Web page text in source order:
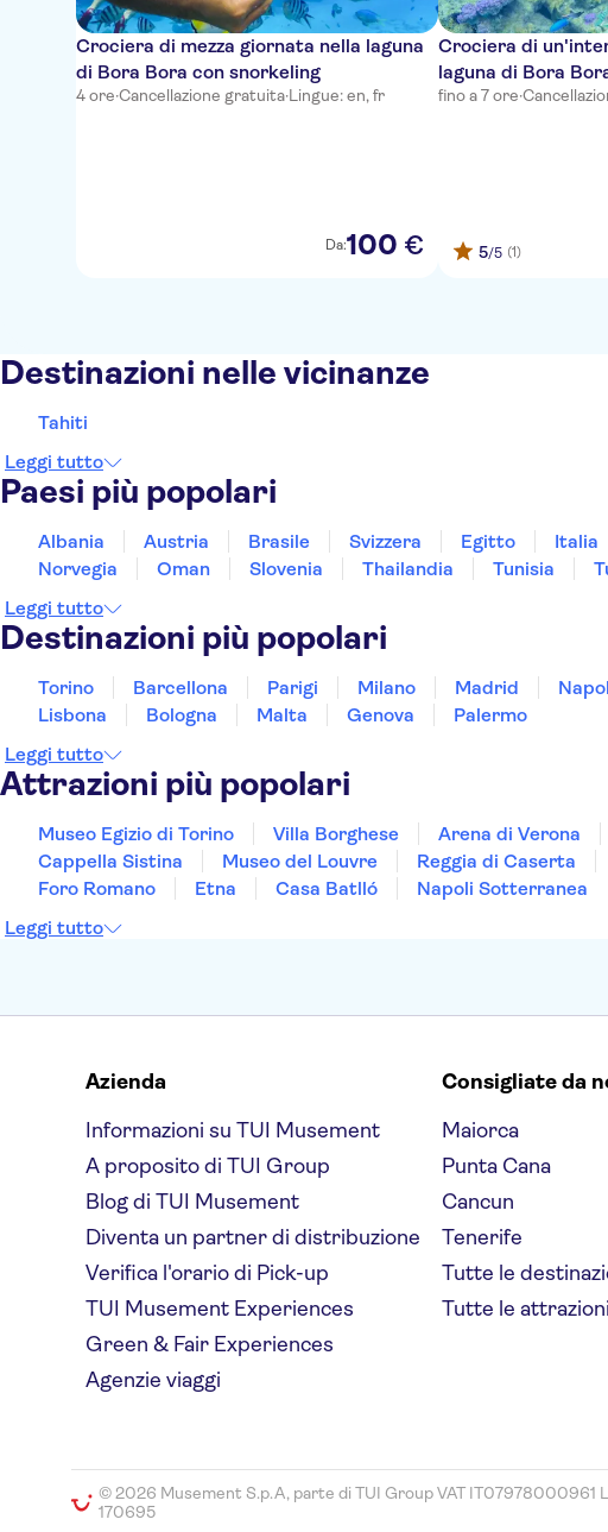
Crociera di mezza giornata nella laguna
di Bora Bora con snorkeling
4 ore·Cancellazione gratuita·Lingue: en, fr
Da:100 €
Crociera di
laguna di Bora
barbecue
fino a 7 ore·
5/5 (1)
Destinazioni nelle vicinanze
Tahiti
Leggi tutto
Paesi più popolari
Albania Austria Brasile Svizzera Egitto Italia
Norvegia
Oman Slovenia Thailandia Tunisia
Leggi tutto
Destinazioni più popolari
Torino Barcellona Parigi Milano Madrid
Lisbona
Bologna Malta Genova
Palermo
Leggi tutto
Attrazioni più popolari
Museo Egizio di Torino Villa Borghese Arena di Verona
Cappella Sistina
Museo del Louvre Reggia di Caserta
Foro Romano
Etna Casa Batlló
Napoli Sotterranea
Leggi tutto
Azienda
Informazioni su TUI Musement
A proposito di TUI Group
Blog di TUI Musement
Diventa un partner di distribuzione
Verifica l'orario di Pick-up
TUI Musement Experiences
Green & Fair Experiences
Agenzie viaggi
Consigliate da
Maiorca
Punta Cana
Cancun
Tenerife
Tutte le
Tutte le attrazioni
© 2026 Musement S.p.A, parte di TUI Group VAT IT07978000961
170695